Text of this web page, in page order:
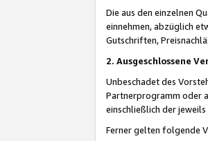
Die aus den einzelnen
einnehmen, abzüglich
Gutschriften,
2. Ausgeschlossene
Unbeschadet des
Partnerprogramm oder
einschließlich der
Ferner gelten folgende